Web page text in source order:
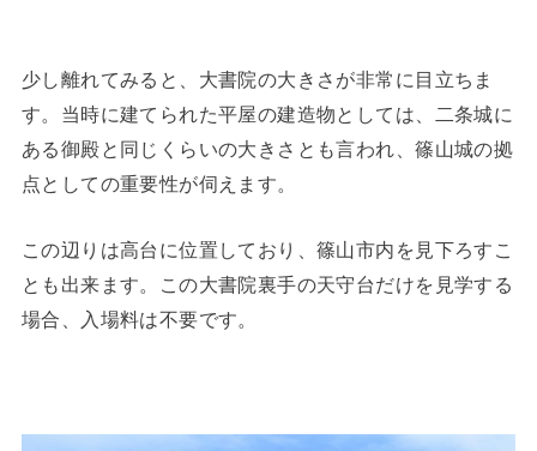
少し離れてみると、大書院の大きさが非常に目立ちま
す。当時に建てられた平屋の建造物としては、二条城に
ある御殿と同じくらいの大きさとも言われ、篠山城の拠
点としての重要性が伺えます。
この辺りは高台に位置しており、篠山市内を見下ろすこ
とも出来ます。この大書院裏手の天守台だけを見学する
場合、入場料は不要です。